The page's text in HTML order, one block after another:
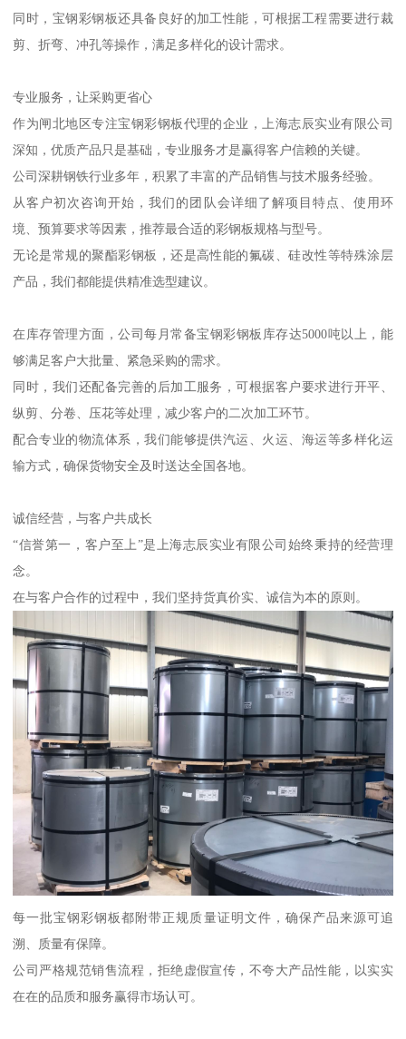
同时，宝钢彩钢板还具备良好的加工性能，可根据工程需要进行裁
剪、折弯、冲孔等操作，满足多样化的设计需求。
专业服务，让采购更省心
作为闸北地区专注宝钢彩钢板代理的企业，上海志辰实业有限公司
深知，优质产品只是基础，专业服务才是赢得客户信赖的关键。
公司深耕钢铁行业多年，积累了丰富的产品销售与技术服务经验。
从客户初次咨询开始，我们的团队会详细了解项目特点、使用环
境、预算要求等因素，推荐最合适的彩钢板规格与型号。
无论是常规的聚酯彩钢板，还是高性能的氟碳、硅改性等特殊涂层
产品，我们都能提供精准选型建议。
在库存管理方面，公司每月常备宝钢彩钢板库存达5000吨以上，能
够满足客户大批量、紧急采购的需求。
同时，我们还配备完善的后加工服务，可根据客户要求进行开平、
纵剪、分卷、压花等处理，减少客户的二次加工环节。
配合专业的物流体系，我们能够提供汽运、火运、海运等多样化运
输方式，确保货物安全及时送达全国各地。
诚信经营，与客户共成长
“信誉第一，客户至上”是上海志辰实业有限公司始终秉持的经营理
念。
在与客户合作的过程中，我们坚持货真价实、诚信为本的原则。
每一批宝钢彩钢板都附带正规质量证明文件，确保产品来源可追
溯、质量有保障。
公司严格规范销售流程，拒绝虚假宣传，不夸大产品性能，以实实
在在的品质和服务赢得市场认可。